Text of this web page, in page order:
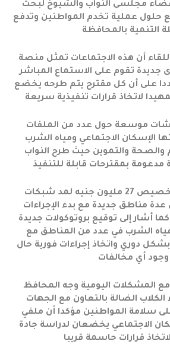
مجلسى النواب والشيوخ لبحث
حلول عملية تخدم المواطنين وتدفع
التنمية بالمحافظة
أن هذه الاجتماعات تمثل منصة
جديدة تقوم على الاستماع المباشر
على أن كل مقترح يتم طرحه يخضع
لاتخاذ قرارات تنفيذية سريعة
موسعة حول عدد من الملفات
الإسكان الاجتماعي ومياه الشرب
والصحة والتموين حيث طرح النواب
بمقترحات قابلة للتنفيذ
وأعلن المحافظ تخصيص 27 مليون جنيه لمد شبكات
مناطق جديدة مع بدء الإجراءات
كما أشار إلى توقيع بروتوكولات جديدة
الشرب في عدد من المناطق مع
بشكل دوري واتخاذ إجراءات فورية حال
وجود أي مخالفات
مع المشكلات اليومية وجه المحافظ
الكلاب الضالة بالتعاون مع الجهات
سلامة المواطنين مؤكدا أن ملفي
الاجتماعي يخضعان لدراسة جادة
قرارات حاسمة قريبا